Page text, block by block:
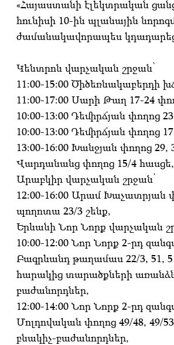
«Հայաստանի էլեկտրական
հունիսի 10-ին պլանային
ժամանակավորապես
Կենտրոն վարչական շրջան՝
11:00-15:00 Ծիծեռնակաբերդի
11:00-17:00 Սարի Թաղ 17-24
10:00-13:00 Դեմիրճյան փողոց
10:00-13:00 Դեմիրճյան փողոց
13:00-16:00 Խանջյան փողոց 29,
Վարդանանց փողոց 15/4 հասցե,
Արաբկիր վարչական շրջան՝
12:00-16:00 Արամ Խաչատրյան
պողոտա 23/3 շենք,
Երևանի Նոր Նորք վարչական
10:00-12:00 Նոր Նորք 2-րդ
Բագրևանդ թաղամաս 22/3, 51,
հարակից տարածքների
բաժանորդներ,
12:00-14:00 Նոր Նորք 2-րդ
Մոլդովական փողոց 49/48, 49/
բնակիչ-բաժանորդներ,